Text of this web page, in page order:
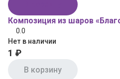
Композиция из шаров
0.0
Нет в наличии
1 ₽
В корзину